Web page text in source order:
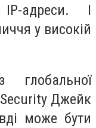
IP-адреси. І
у високій
Security Джейк
може бути